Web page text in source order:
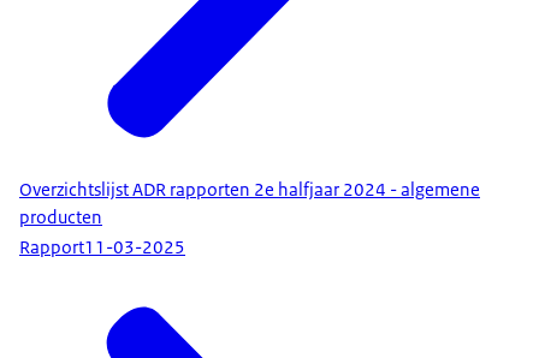
Overzichtslijst ADR rapporten 2e halfjaar 2024 - algemene
producten
Rapport11-03-2025